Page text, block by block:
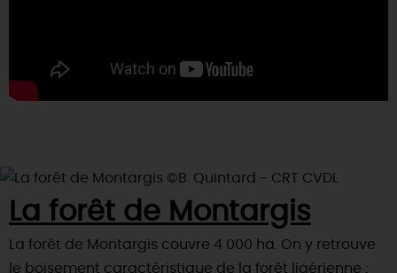
La forêt de Montargis
La forêt de Montargis couvre 4 000 ha. On y retrouve
le boisement caractéristique de la forêt ligérienne :